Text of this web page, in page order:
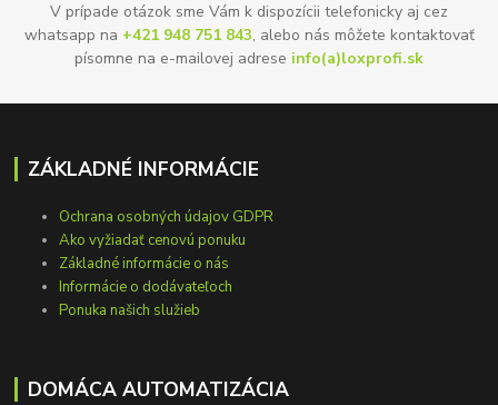
V prípade otázok sme Vám k dispozícii telefonicky aj cez
whatsapp na +421 948 751 843, alebo nás môžete kontaktovať
písomne na e-mailovej adrese info(a)loxprofi.sk
ZÁKLADNÉ INFORMÁCIE
Ochrana osobných údajov GDPR
Ako vyžiadať cenovú ponuku
Základné informácie o nás
Informácie o dodávateľoch
Ponuka našich služieb
DOMÁCA AUTOMATIZÁCIA